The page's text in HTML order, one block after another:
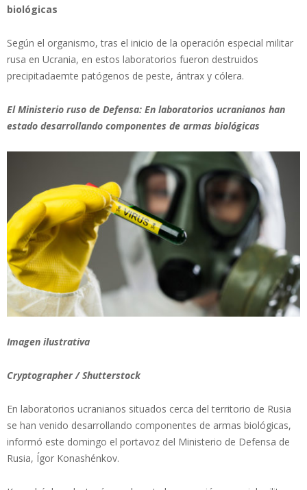
biológicas
Según el organismo, tras el inicio de la operación especial militar
rusa en Ucrania, en estos laboratorios fueron destruidos
precipitadaemte patógenos de peste, ántrax y cólera.
El Ministerio ruso de Defensa: En laboratorios ucranianos han
estado desarrollando componentes de armas biológicas
Imagen ilustrativa
Cryptographer / Shutterstock
En laboratorios ucranianos situados cerca del territorio de Rusia
se han venido desarrollando componentes de armas biológicas,
informó este domingo el portavoz del Ministerio de Defensa de
Rusia, Ígor Konashénkov.